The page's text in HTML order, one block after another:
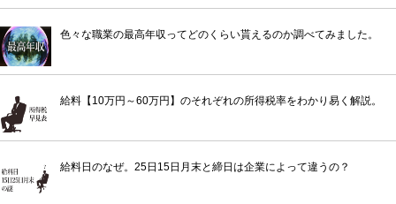
色々な職業の最高年収ってどのくらい貰えるのか調べてみました。
給料【10万円～60万円】のそれぞれの所得税率をわかり易く解説。
給料日のなぜ。25日15日月末と締日は企業によって違うの？